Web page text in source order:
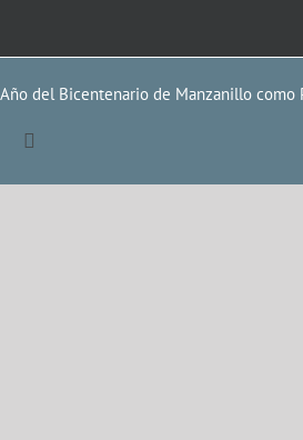
del Bicentenario de Manzanillo como